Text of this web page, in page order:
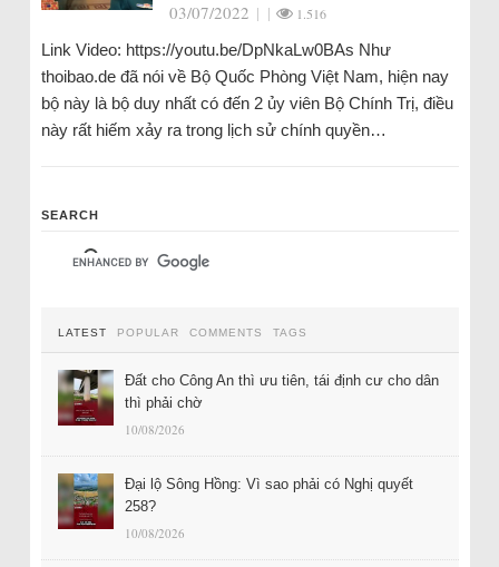
03/07/2022 | | 1.516
Link Video: https://youtu.be/DpNkaLw0BAs Như
thoibao.de đã nói về Bộ Quốc Phòng Việt Nam, hiện nay
bộ này là bộ duy nhất có đến 2 ủy viên Bộ Chính Trị, điều
này rất hiếm xảy ra trong lịch sử chính quyền…
SEARCH
LATEST POPULAR COMMENTS TAGS
Đất cho Công An thì ưu tiên, tái định cư cho dân
thì phải chờ
10/08/2026
Đại lộ Sông Hồng: Vì sao phải có Nghị quyết
258?
10/08/2026